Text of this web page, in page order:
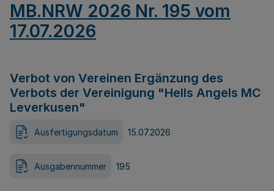
MB.NRW 2026 Nr. 195 vom
17.07.2026
Verbot von Vereinen Ergänzung des
Verbots der Vereinigung "Hells Angels MC
Leverkusen"
Ausfertigungsdatum 15.07.2026
Ausgabennummer 195